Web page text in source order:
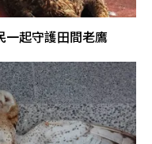
一起守護田間老鷹